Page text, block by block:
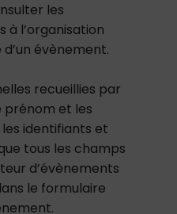
les
à l’organisation
évènement.
recueillies par
prénom et les
identifiants et
tous les champs
d’évènements
le formulaire